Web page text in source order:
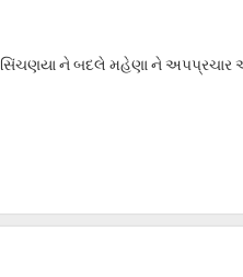
ને બદલે મહેણા ને